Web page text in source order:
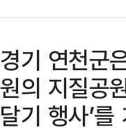
경기 연천군
원의 지질공
달기 행사’